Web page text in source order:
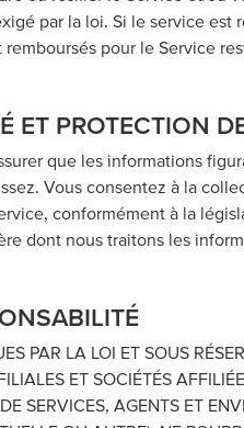
par la loi. Si le service est
pour le Service
ET PROTECTION
que les informations
Vous consentez à la
conformément à la
dont nous traitons les
PAR LA LOI ET SOUS
ET SOCIÉTÉS
SERVICES, AGENTS ET